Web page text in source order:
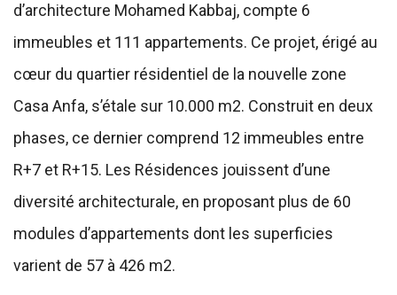
d’architecture Mohamed Kabbaj, compte 6
immeubles et 111 appartements. Ce projet, érigé au
cœur du quartier résidentiel de la nouvelle zone
Casa Anfa, s’étale sur 10.000 m2. Construit en deux
phases, ce dernier comprend 12 immeubles entre
R+7 et R+15. Les Résidences jouissent d’une
diversité architecturale, en proposant plus de 60
modules d’appartements dont les superficies
varient de 57 à 426 m2.